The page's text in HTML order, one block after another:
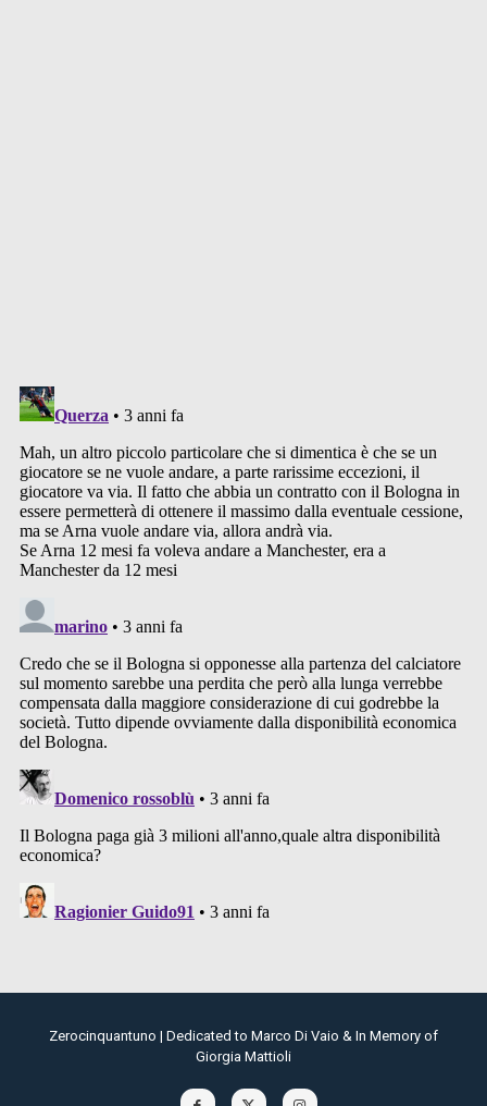
Zerocinquantuno | Dedicated to Marco Di Vaio & In Memory of
Giorgia Mattioli